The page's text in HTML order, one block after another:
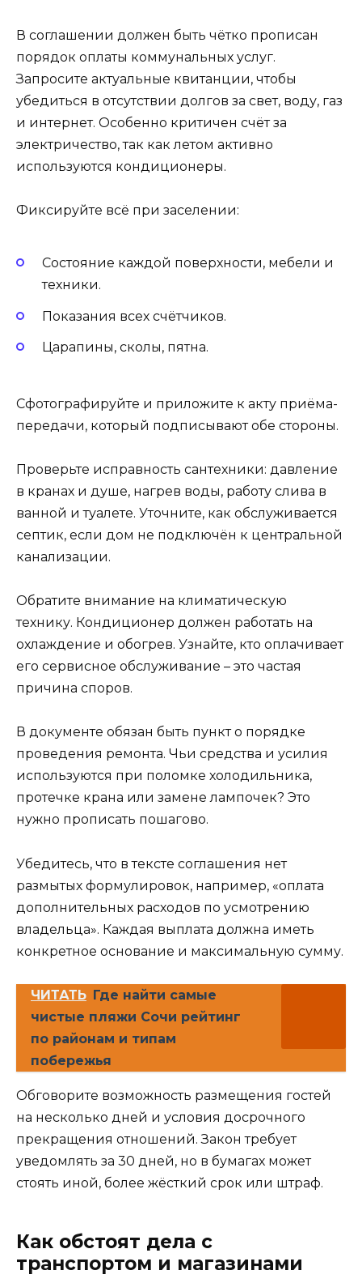
В соглашении должен быть чётко прописан
порядок оплаты коммунальных услуг.
Запросите актуальные квитанции, чтобы
убедиться в отсутствии долгов за свет, воду, газ
и интернет. Особенно критичен счёт за
электричество, так как летом активно
используются кондиционеры.
Фиксируйте всё при заселении:
Состояние каждой поверхности, мебели и
техники.
Показания всех счётчиков.
Царапины, сколы, пятна.
Сфотографируйте и приложите к акту приёма-
передачи, который подписывают обе стороны.
Проверьте исправность сантехники: давление
в кранах и душе, нагрев воды, работу слива в
ванной и туалете. Уточните, как обслуживается
септик, если дом не подключён к центральной
канализации.
Обратите внимание на климатическую
технику. Кондиционер должен работать на
охлаждение и обогрев. Узнайте, кто оплачивает
его сервисное обслуживание – это частая
причина споров.
В документе обязан быть пункт о порядке
проведения ремонта. Чьи средства и усилия
используются при поломке холодильника,
протечке крана или замене лампочек? Это
нужно прописать пошагово.
Убедитесь, что в тексте соглашения нет
размытых формулировок, например, «оплата
дополнительных расходов по усмотрению
владельца». Каждая выплата должна иметь
конкретное основание и максимальную сумму.
ЧИТАТЬ Где найти самые
чистые пляжи Сочи рейтинг
по районам и типам
побережья
Обговорите возможность размещения гостей
на несколько дней и условия досрочного
прекращения отношений. Закон требует
уведомлять за 30 дней, но в бумагах может
стоять иной, более жёсткий срок или штраф.
Как обстоят дела с
транспортом и магазинами